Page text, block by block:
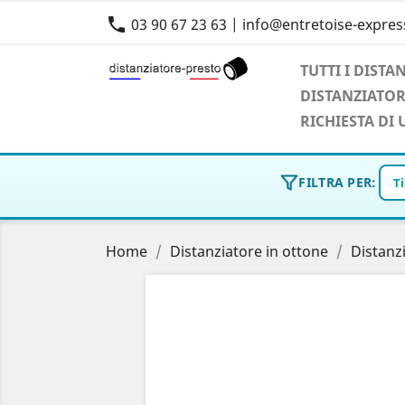
 03 90 67 23 63 | info@entretoise-
TUTTI I
RICHIESTA DI
FILTRA PER:
Home Distanziatore in ottone